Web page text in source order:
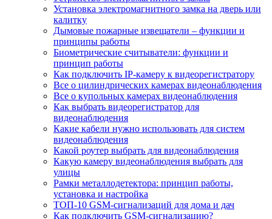
Установка электромагнитного замка на дверь или
калитку
Дымовые пожарные извещатели – функции и
принципы работы
Биометрические считыватели: функции и
принцип работы
Как подключить IP-камеру к видеорегистратору
Все о цилиндрических камерах видеонаблюдения
Все о купольных камерах видеонаблюдения
Как выбрать видеорегистратор для
видеонаблюдения
Какие кабели нужно использовать для систем
видеонаблюдения
Какой роутер выбрать для видеонаблюдения
Какую камеру видеонаблюдения выбрать для
улицы
Рамки металлодетектора: принцип работы,
установка и настройка
ТОП-10 GSM-сигнализаций для дома и дач
Как подключить GSM-сигнализацию?